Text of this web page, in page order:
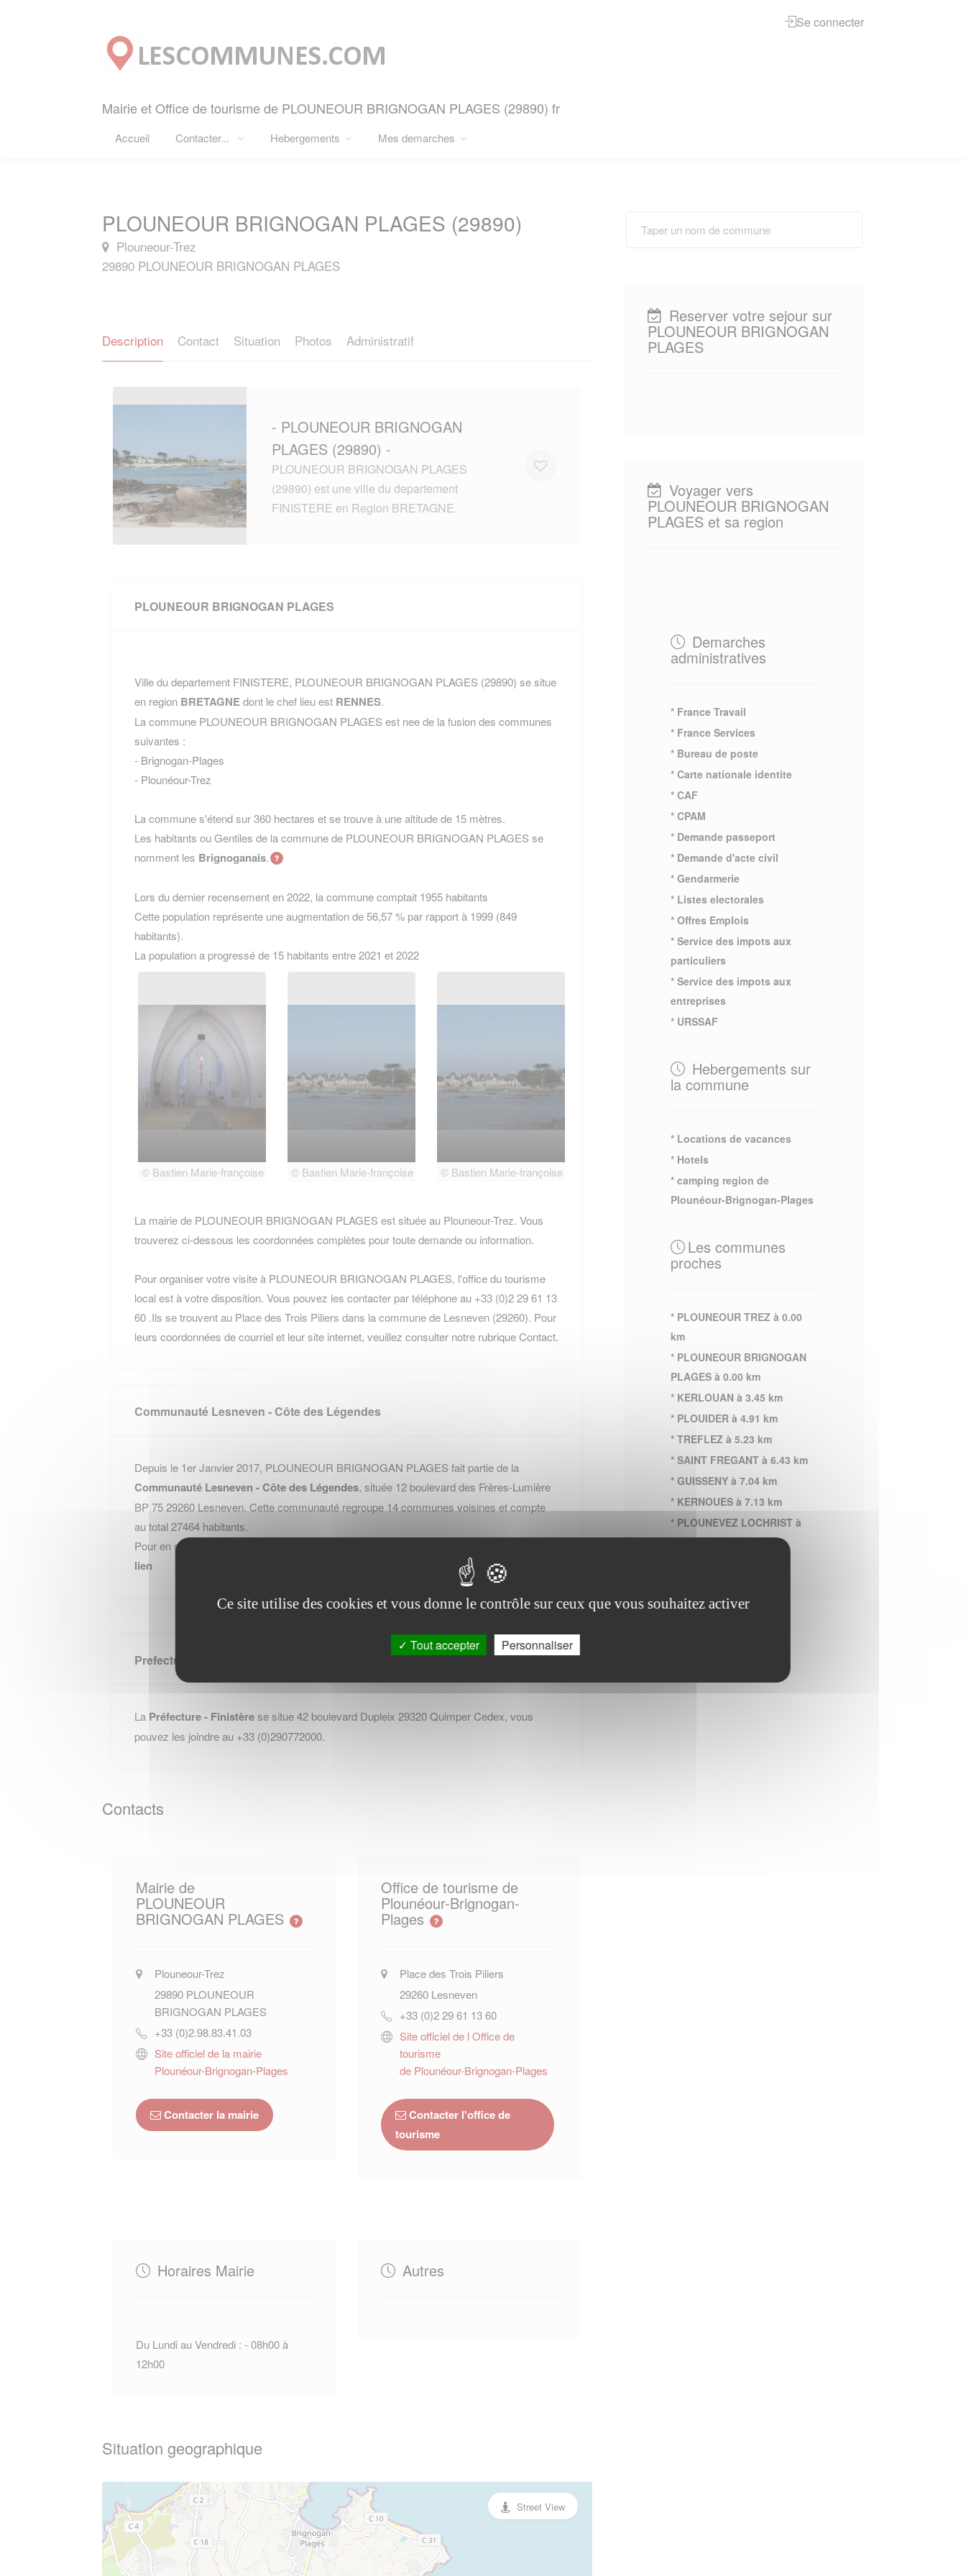
Mairie et Office de tourisme de PLOUNEOUR BRIGNOGAN PLAGES (29890) fr
Accueil Contacter... Hebergements Mes demarches
Se connecter
PLOUNEOUR BRIGNOGAN PLAGES (29890)
Plouneour-Trez
29890 PLOUNEOUR BRIGNOGAN PLAGES
Description Contact Situation Photos Administratif
- PLOUNEOUR BRIGNOGAN
PLAGES (29890) -
PLOUNEOUR BRIGNOGAN PLAGES
(29890) est une ville du departement
FINISTERE en Region BRETAGNE.
PLOUNEOUR BRIGNOGAN PLAGES
Ville du departement FINISTERE, PLOUNEOUR BRIGNOGAN PLAGES (29890) se situe
en region BRETAGNEdont le chef lieu est RENNES.
La commune PLOUNEOUR BRIGNOGAN PLAGES est nee de la fusion des communes
suivantes :
- Brignogan-Plages
- Plounéour-Trez
La commune s'étend sur 360 hectares et se trouve à une altitude de 15 mètres.
Les habitants ou Gentiles de la commune de PLOUNEOUR BRIGNOGAN PLAGES se
nomment les Brignoganais.
Lors du dernier recensement en 2022, la commune comptait 1955 habitants
Cette population représente une augmentation de 56,57 % par rapport à 1999 (849
habitants).
La population a progressé de 15 habitants entre 2021 et 2022
© Bastien Marie-françoise © Bastien Marie-françoise © Bastien Marie-françoise
La mairie de PLOUNEOUR BRIGNOGAN PLAGES est située au Plouneour-Trez. Vous
trouverez ci-dessous les coordonnées complètes pour toute demande ou information.
Pour organiser votre visite à PLOUNEOUR BRIGNOGAN PLAGES, l'office du tourisme
local est à votre disposition. Vous pouvez les contacter par téléphone au +33 (0)2 29 61 13
60 .Ils se trouvent au Place des Trois Piliers dans la commune de Lesneven (29260). Pour
leurs coordonnées de courriel et leur site internet, veuillez consulter notre rubrique Contact.
Communauté Lesneven - Côte des Légendes
Depuis le 1er Janvier 2017, PLOUNEOUR BRIGNOGAN PLAGES fait partie de la
Communauté Lesneven - Côte des Légendes, située 12 boulevard des Frères-Lumière
BP 75 29260 Lesneven. Cette communauté regroupe 14 communes voisines et compte
au total 27464 habitants.
Pour en savoir plus sur la Communauté Lesneven - Côte des Légendes, cliquez sur ce
lien
Prefecture FINISTERE
La Préfecture - Finistère se situe 42 boulevard Dupleix 29320 Quimper Cedex, vous
pouvez les joindre au +33 (0)290772000.
Contacts
Mairie de
PLOUNEOUR
BRIGNOGAN PLAGES
Plouneour-Trez
29890 PLOUNEOUR
BRIGNOGAN PLAGES
+33 (0)2.98.83.41.03
Site officiel de la mairie
Plounéour-Brignogan-Plages
Contacter la mairie
Office de tourisme de
Plounéour-Brignogan-
Plages
Place des Trois Piliers
29260 Lesneven
+33 (0)2 29 61 13 60
Site officiel de l Office de
tourisme
de Plounéour-Brignogan-Plages
Contacter l'office de
tourisme
Horaires Mairie
Du Lundi au Vendredi : - 08h00 à
12h00
Autres
Situation geographique
Street View
Reserver votre sejour sur
PLOUNEOUR BRIGNOGAN
PLAGES
Voyager vers
PLOUNEOUR BRIGNOGAN
PLAGES et sa region
Demarches
administratives
* France Travail
* France Services
* Bureau de poste
* Carte nationale identite
* CAF
* CPAM
* Demande passeport
* Demande d'acte civil
* Gendarmerie
* Listes electorales
* Offres Emplois
* Service des impots aux
particuliers
* Service des impots aux
entreprises
* URSSAF
Hebergements sur
la commune
* Locations de vacances
* Hotels
* camping region de
Plounéour-Brignogan-Plages
Les communes
proches
* PLOUNEOUR TREZ à 0.00
km
* PLOUNEOUR BRIGNOGAN
PLAGES à 0.00 km
* KERLOUAN à 3.45 km
* PLOUIDER à 4.91 km
* TREFLEZ à 5.23 km
* SAINT FREGANT à 6.43 km
* GUISSENY à 7.04 km
* KERNOUES à 7.13 km
* PLOUNEVEZ LOCHRIST à
8.72 km
Ce site utilise des cookies et vous donne le contrôle sur ceux que vous souhaitez activer
Tout accepter Personnaliser